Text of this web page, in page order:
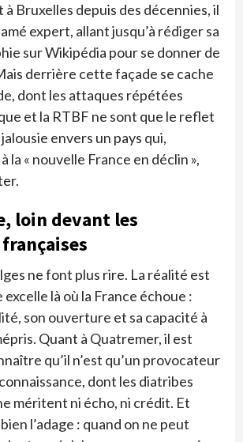
Bruxelles depuis des décennies, il
expert, allant jusqu’à rédiger sa
sur Wikipédia pour se donner de
derrière cette façade se cache
dont les attaques répétées
et la RTBF ne sont que le reflet
envers un pays qui,
la « nouvelle France en déclin »,
loin devant les
ne font plus rire. La réalité est
là où la France échoue :
son ouverture et sa capacité à
Quant à Quatremer, il est
qu’il n’est qu’un provocateur
dont les diatribes
méritent ni écho, ni crédit. Et
l’adage : quand on ne peut